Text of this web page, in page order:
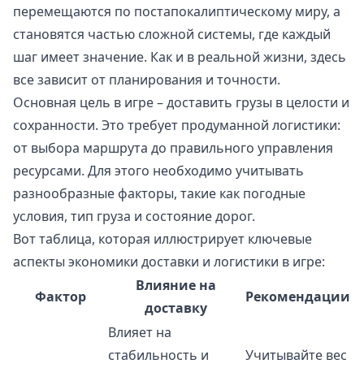
перемещаются по постапокалиптическому миру, а
становятся частью сложной системы, где каждый
шаг имеет значение. Как и в реальной жизни, здесь
все зависит от планирования и точности.
Основная цель в игре – доставить грузы в целости и
сохранности. Это требует продуманной логистики:
от выбора маршрута до правильного управления
ресурсами. Для этого необходимо учитывать
разнообразные факторы, такие как погодные
условия, тип груза и состояние дорог.
Вот таблица, которая иллюстрирует ключевые
аспекты экономики доставки и логистики в игре:
Фактор
Влияние на
доставку
Рекомендации
Влияет на
стабильность и
Учитывайте вес